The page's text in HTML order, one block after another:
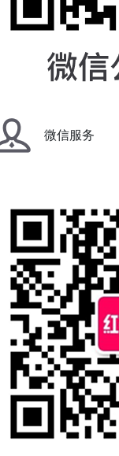
微信服务